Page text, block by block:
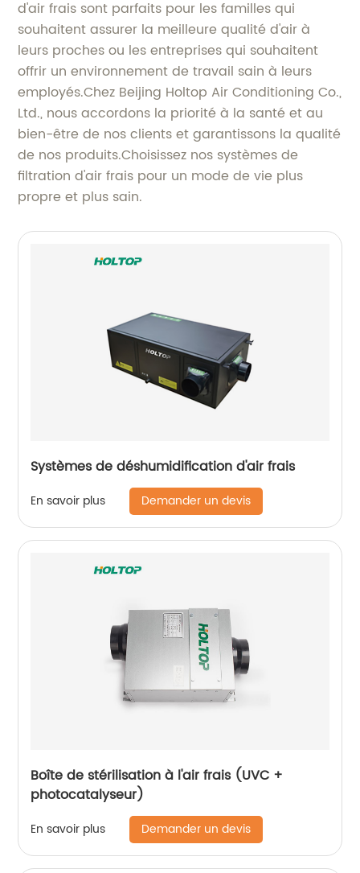
d'air frais sont parfaits pour les familles qui
souhaitent assurer la meilleure qualité d'air à
leurs proches ou les entreprises qui souhaitent
offrir un environnement de travail sain à leurs
employés.Chez Beijing Holtop Air Conditioning Co.,
Ltd., nous accordons la priorité à la santé et au
bien-être de nos clients et garantissons la qualité
de nos produits.Choisissez nos systèmes de
filtration d'air frais pour un mode de vie plus
propre et plus sain.
Systèmes de déshumidification d'air frais
En savoir plus Demander un devis
Boîte de stérilisation à l'air frais (UVC +
photocatalyseur)
En savoir plus Demander un devis